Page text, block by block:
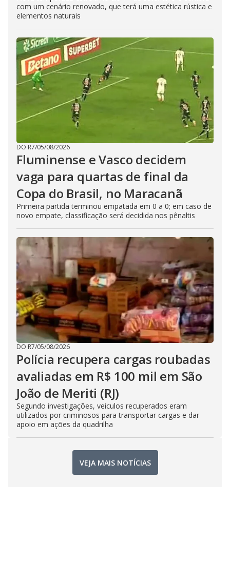
com um cenário renovado, que terá uma estética rústica e
elementos naturais
DO R7/05/08/2026
Fluminense e Vasco decidem
vaga para quartas de final da
Copa do Brasil, no Maracanã
Primeira partida terminou empatada em 0 a 0; em caso de
novo empate, classificação será decidida nos pênaltis
DO R7/05/08/2026
Polícia recupera cargas roubadas
avaliadas em R$ 100 mil em São
João de Meriti (RJ)
Segundo investigações, veiculos recuperados eram
utilizados por criminosos para transportar cargas e dar
apoio em ações da quadrilha
VEJA MAIS NOTÍCIAS